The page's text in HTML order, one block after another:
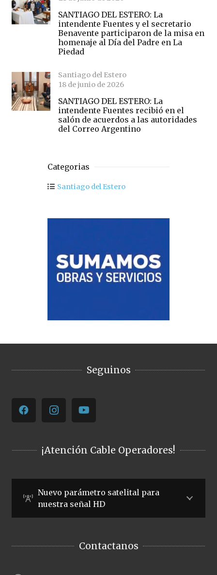
SANTIAGO DEL ESTERO: La
intendente Fuentes y el secretario
Benavente participaron de la misa en
homenaje al Día del Padre en La
Piedad
Santiago del Estero
18 de junio de 2026
SANTIAGO DEL ESTERO: La
intendente Fuentes recibió en el
salón de acuerdos a las autoridades
del Correo Argentino
Categorias
Santiago del Estero
Seguinos
¡Atención Cable Operadores!
Nuevo parámetro satelital para
nuestra señal HD
Contactanos